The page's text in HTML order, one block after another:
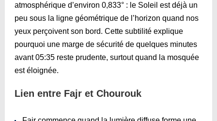
atmosphérique d’environ 0,833° : le Soleil est déjà un
peu sous la ligne géométrique de l’horizon quand nos
yeux perçoivent son bord. Cette subtilité explique
pourquoi une marge de sécurité de quelques minutes
avant05:35 reste prudente, surtout quand la mosquée
est éloignée.
Lien entre Fajr et Chourouk